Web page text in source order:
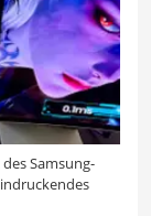
Samsung-